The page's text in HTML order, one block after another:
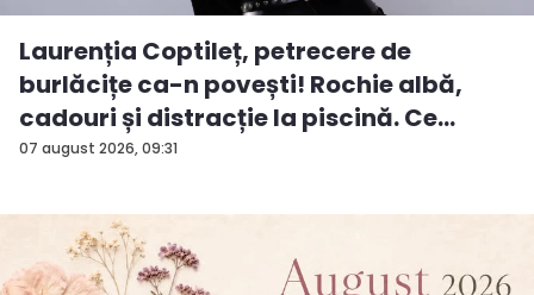
07 august 2026, 09:31
Laurenția Coptileț, petrecere de
burlăcițe ca-n povești! Rochie albă,
cadouri și distracție la piscină. Ce
surp...